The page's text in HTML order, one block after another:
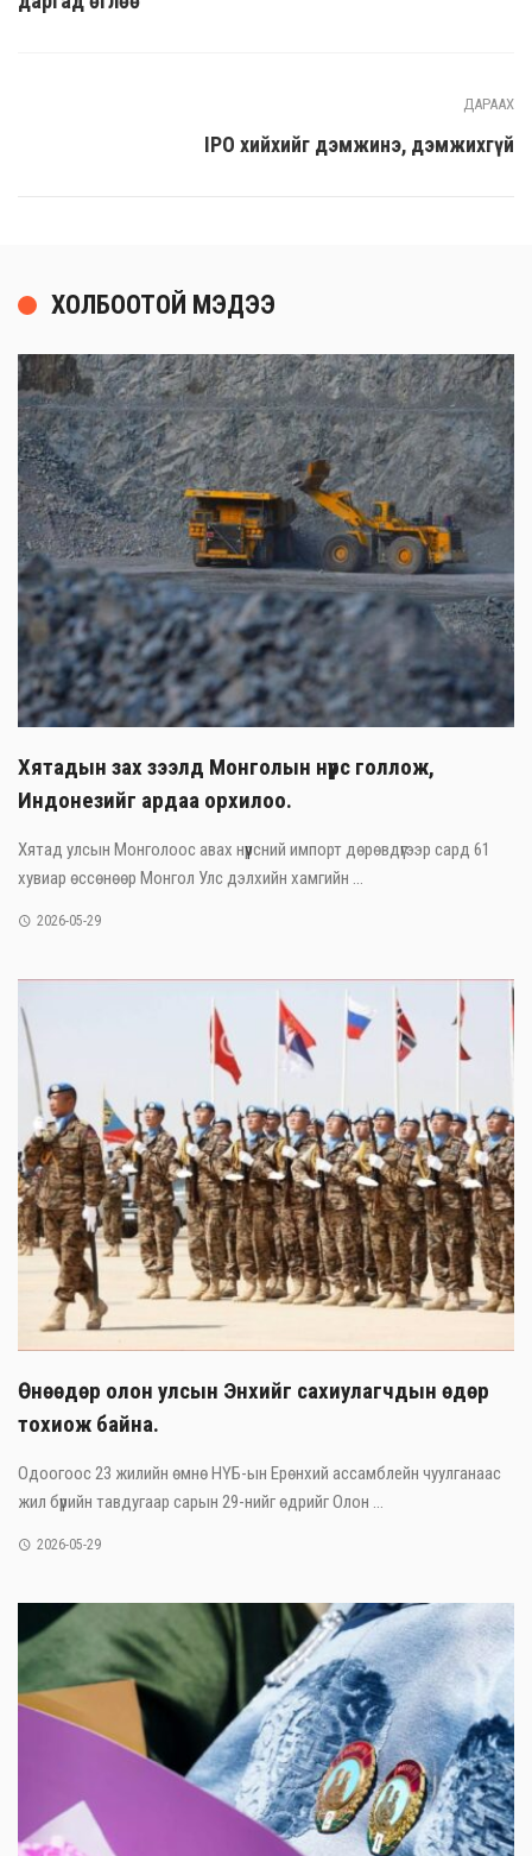
ДАРААХ
IPO хийхийг дэмжинэ, дэмжихгүй
ХОЛБООТОЙ МЭДЭЭ
Хятадын зах зээлд Монголын нүүрс голлож,
Индонезийг ардаа орхилоо.
Хятад улсын Монголоос авах нүүрсний импорт дөрөвдүгээр сард 61
хувиар өссөнөөр Монгол Улс дэлхийн хамгийн ...
2026-05-29
Өнөөдөр олон улсын Энхийг сахиулагчдын өдөр
тохиож байна.
Одоогоос 23 жилийн өмнө НҮБ-ын Ерөнхий ассамблейн чуулганаас
жил бүрийн тавдугаар сарын 29-нийг өдрийг Олон ...
2026-05-29